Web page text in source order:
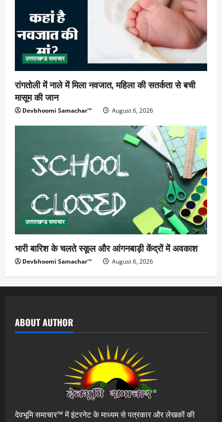
उत्तराखण्ड समाचार
रांगतोली में नाले में मिला नवजात, महिला की सतर्कता से बची
मासूम की जान
Devbhoomi Samachar™ August 6, 2026
उत्तराखण्ड समाचार
भारी बारिश के चलते स्कूल और आंगनबाड़ी केंद्रों में अवकाश
Devbhoomi Samachar™ August 6, 2026
ABOUT AUTHOR
देवभूमि समाचार™ में इंटरनेट के माध्यम से पत्रकार और लेखकों की